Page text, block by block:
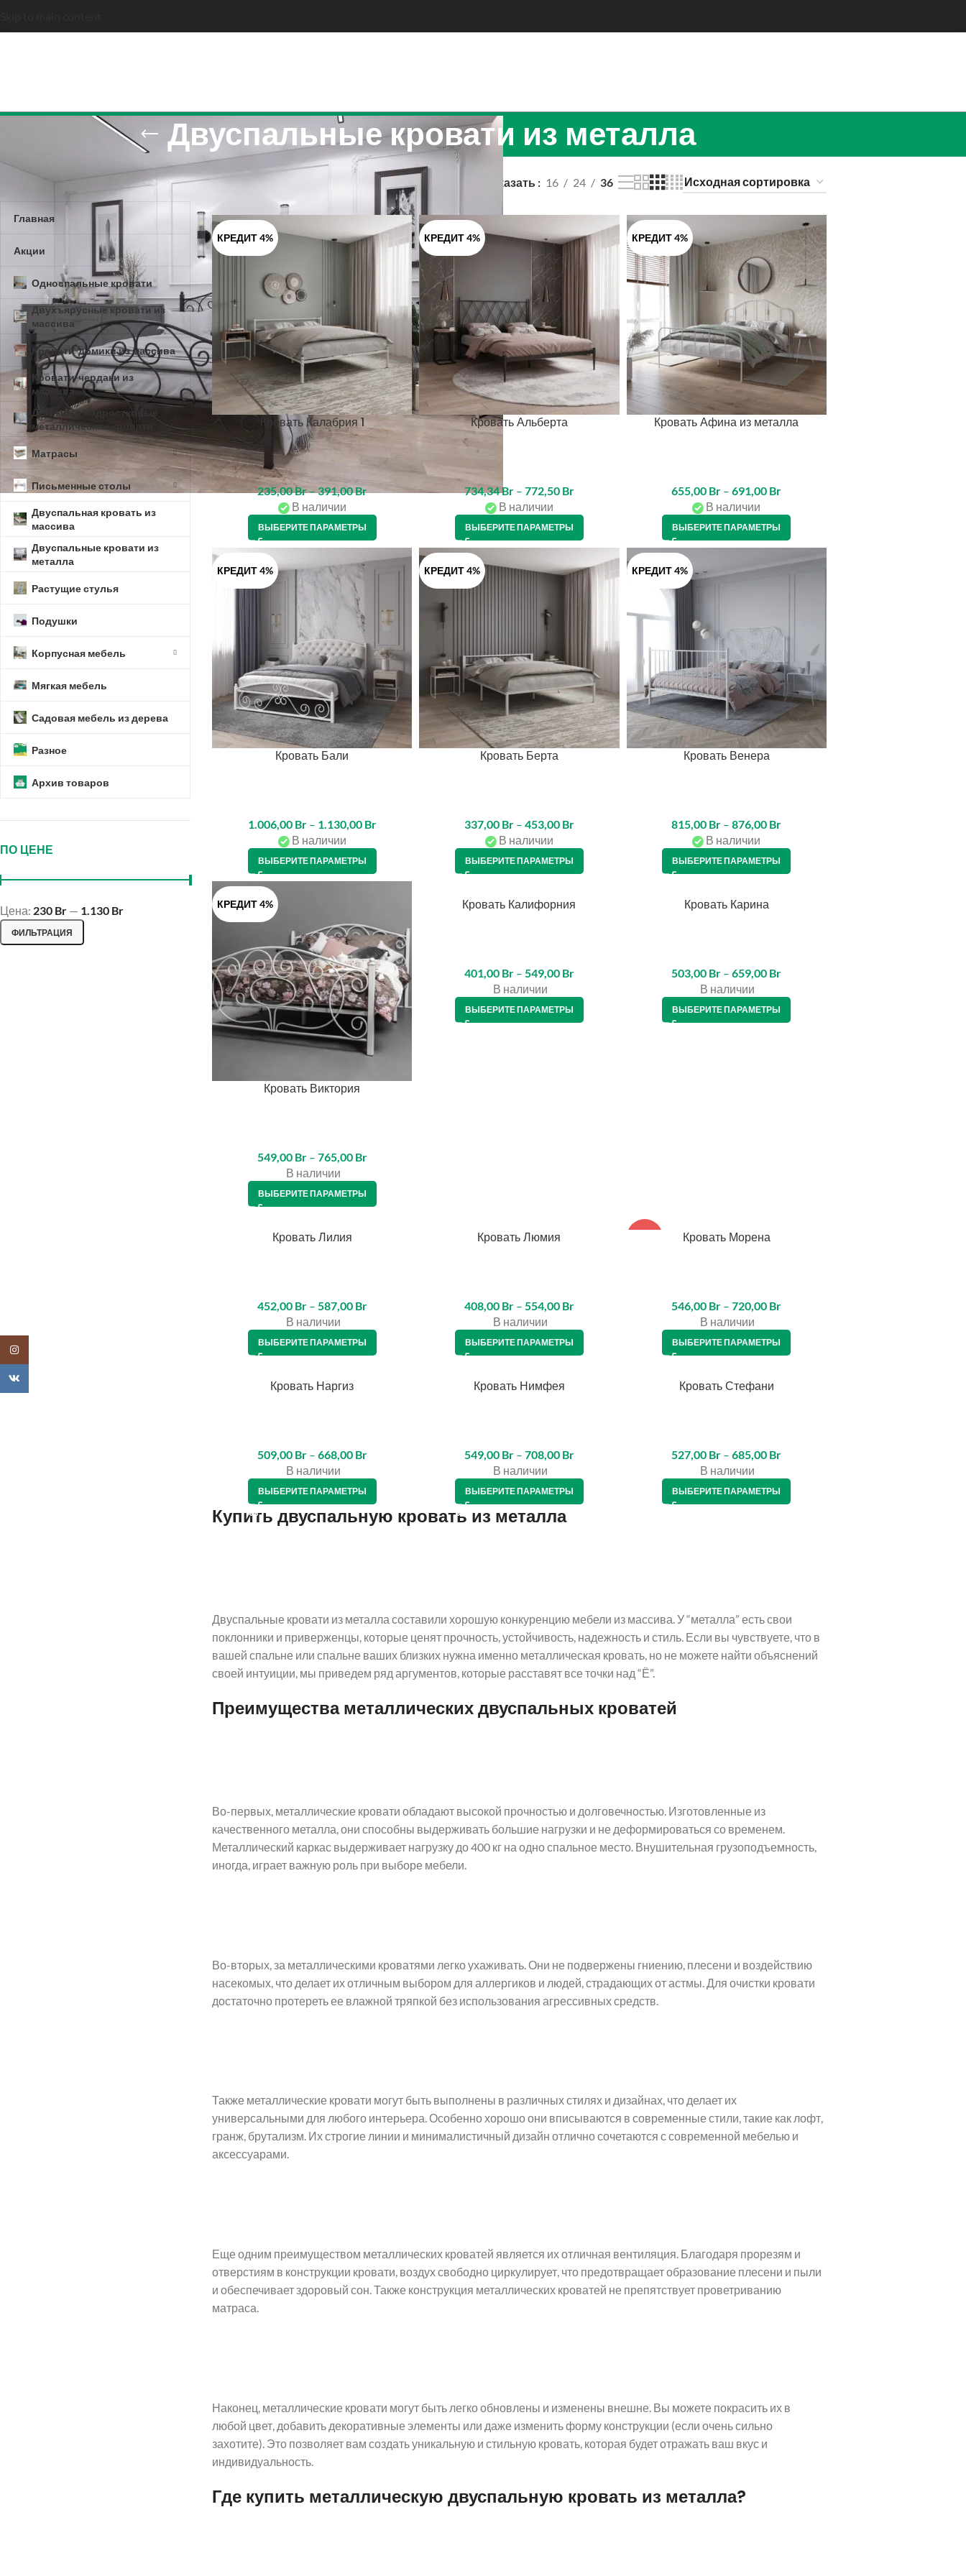
Двуспальные кровати из металла
КАТЕГОРИИ ТОВАРОВ
Главная
Акции
Односпальные кровати
Двухъярусные кровати из
массива
Кровати-домики из массива
Кровати-чердаки из
массива
Детские и подростковые
металлические кровати
Матрасы
Письменные столы
Двуспальная кровать из
массива
Двуспальные кровати из
металла
Растущие стулья
Подушки
Корпусная мебель
Мягкая мебель
Садовая мебель из дерева
Разное
Архив товаров
ПО ЦЕНЕ
ФИЛЬТРАЦИЯ
Цена: 230 Br — 1.130 Br
Babykingdom.by Двуспальные кровати из металла Показать 16 24 36
КРЕДИТ 4%
Кровать Калабрия 1
235,00Br–391,00Br
В наличии
ВЫБЕРИТЕ ПАРАМЕТРЫ
КРЕДИТ 4%
Кровать Альберта
734,34Br – 772,50 Br
В наличии
ВЫБЕРИТЕ ПАРАМЕТРЫ
КРЕДИТ 4%
Кровать Афина из металла
655,00 Br – 691,00 Br
В наличии
ВЫБЕРИТЕ ПАРАМЕТРЫ
КРЕДИТ 4%
Кровать Бали
1.006,00 Br – 1.130,00 Br
В наличии
ВЫБЕРИТЕ ПАРАМЕТРЫ
КРЕДИТ 4%
Кровать Берта
337,00 Br – 453,00 Br
В наличии
ВЫБЕРИТЕ ПАРАМЕТРЫ
КРЕДИТ 4%
Кровать Венера
815,00 Br – 876,00 Br
В наличии
ВЫБЕРИТЕ ПАРАМЕТРЫ
КРЕДИТ 4%
Кровать Виктория
549,00 Br – 765,00 Br
В наличии
ВЫБЕРИТЕ ПАРАМЕТРЫ
КРЕДИТ 4%Кровать Калифорния
401,00 Br – 549,00 Br
В наличии
ВЫБЕРИТЕ ПАРАМЕТРЫ
КРЕДИТ 4%Кровать Карина
503,00 Br – 659,00 Br
В наличии
ВЫБЕРИТЕ ПАРАМЕТРЫ
Кровать Лилия
452,00 Br – 587,00 Br
В наличии
ВЫБЕРИТЕ ПАРАМЕТРЫ
КРЕДИТ 4%Кровать Люмия
408,00 Br – 554,00 Br
В наличии
ВЫБЕРИТЕ ПАРАМЕТРЫ
Кровать Морена
546,00 Br – 720,00 Br
В наличии
ВЫБЕРИТЕ ПАРАМЕТРЫ
КРЕДИТ 4%Кровать Наргиз
509,00 Br – 668,00 Br
В наличии
ВЫБЕРИТЕ ПАРАМЕТРЫ
КРЕДИТ 4%Кровать Нимфея
549,00 Br – 708,00 Br
В наличии
ВЫБЕРИТЕ ПАРАМЕТРЫ
КРЕДИТ 4%Кровать Стефани
527,00 Br – 685,00 Br
В наличии
ВЫБЕРИТЕ ПАРАМЕТРЫ
Купить двуспальную кровать из металла
Двуспальные кровати из металла составили хорошую конкуренцию мебели из массива. У “металла” есть свои
поклонники и приверженцы, которые ценят прочность, устойчивость, надежность и стиль. Если вы чувствуете, что в
вашей спальне или спальне ваших близких нужна именно металлическая кровать, но не можете найти объяснений
своей интуиции, мы приведем ряд аргументов, которые расставят все точки над “Ё”.
Преимущества металлических двуспальных кроватей
Во-первых, металлические кровати обладают высокой прочностью и долговечностью. Изготовленные из
качественного металла, они способны выдерживать большие нагрузки и не деформироваться со временем.
Металлический каркас выдерживает нагрузку до 400 кг на одно спальное место. Внушительная грузоподъемность,
иногда, играет важную роль при выборе мебели.
Во-вторых, за металлическими кроватями легко ухаживать. Они не подвержены гниению, плесени и воздействию
насекомых, что делает их отличным выбором для аллергиков и людей, страдающих от астмы. Для очистки кровати
достаточно протереть ее влажной тряпкой без использования агрессивных средств.
Также металлические кровати могут быть выполнены в различных стилях и дизайнах, что делает их
универсальными для любого интерьера. Особенно хорошо они вписываются в современные стили, такие как лофт,
гранж, брутализм. Их строгие линии и минималистичный дизайн отлично сочетаются с современной мебелью и
аксессуарами.
Еще одним преимуществом металлических кроватей является их отличная вентиляция. Благодаря прорезям и
отверстиям в конструкции кровати, воздух свободно циркулирует, что предотвращает образование плесени и пыли
и обеспечивает здоровый сон. Также конструкция металлических кроватей не препятствует проветриванию
матраса.
Наконец, металлические кровати могут быть легко обновлены и изменены внешне. Вы можете покрасить их в
любой цвет, добавить декоративные элементы или даже изменить форму конструкции (если очень сильно
захотите). Это позволяет вам создать уникальную и стильную кровать, которая будет отражать ваш вкус и
индивидуальность.
Где купить металлическую двуспальную кровать из металла?